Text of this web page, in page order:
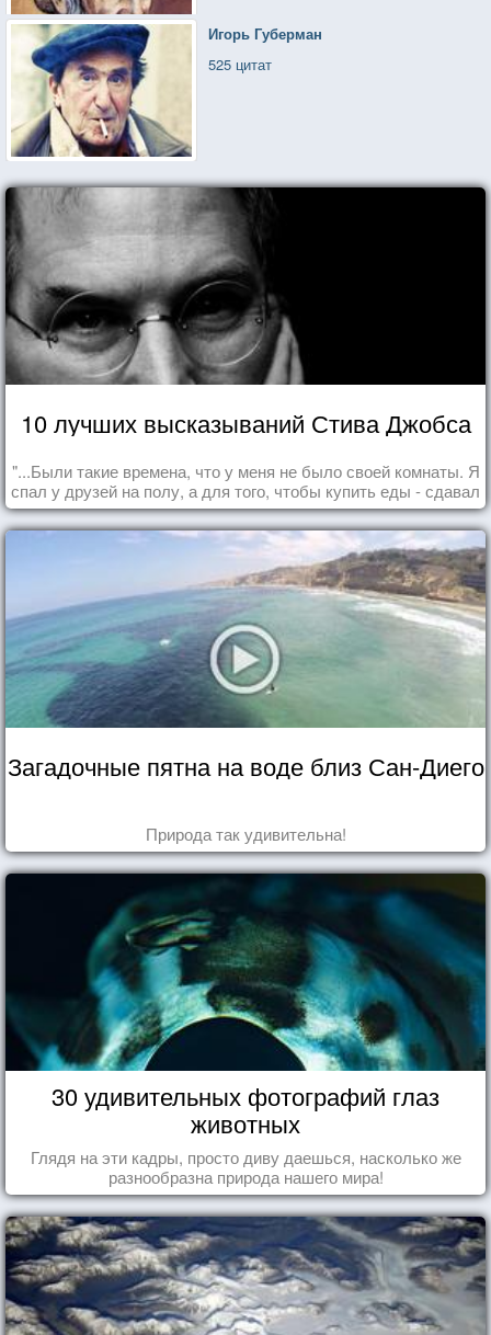
Игорь Губерман
525 цитат
10 лучших высказываний Стива Джобса
"...Были такие времена, что у меня не было своей комнаты. Я
спал у друзей на полу, а для того, чтобы купить еды - сдавал
бутылки из под кока-колы"
Загадочные пятна на воде близ Сан-Диего
Природа так удивительна!
30 удивительных фотографий глаз
животных
Глядя на эти кадры, просто диву даешься, насколько же
разнообразна природа нашего мира!